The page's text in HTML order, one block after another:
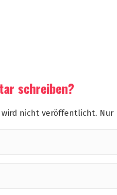
schreiben?
wird nicht veröffentlicht. Nur